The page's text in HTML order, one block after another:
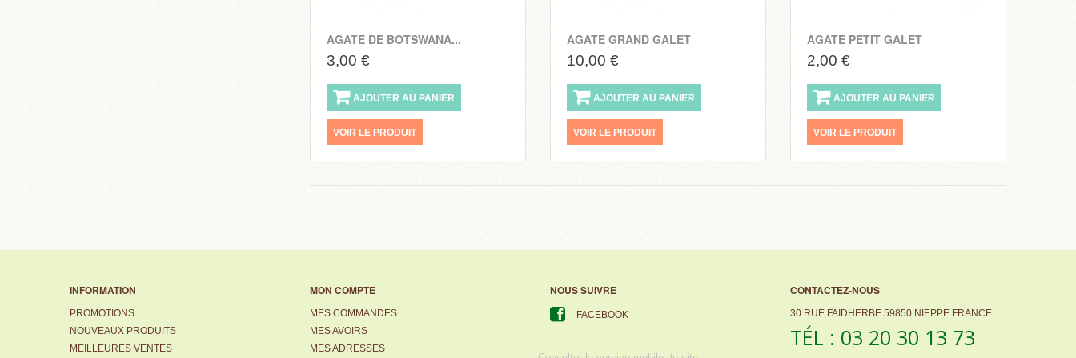
AGATE DE BOTSWANA...
3,00 €
AJOUTER AU PANIER
VOIR LE PRODUIT
AGATE GRAND GALET
10,00 €
AJOUTER AU PANIER
VOIR LE PRODUIT
AGATE PETIT GALET
2,00 €
AJOUTER AU PANIER
VOIR LE PRODUIT
INFORMATION
PROMOTIONS
NOUVEAUX PRODUITS
MEILLEURES VENTES
MON COMPTE
MES COMMANDES
MES AVOIRS
MES ADRESSES
NOUS SUIVRE
FACEBOOK
CONTACTEZ-NOUS
30 RUE FAIDHERBE 59850 NIEPPE FRANCE
TÉL : 03 20 30 13 73